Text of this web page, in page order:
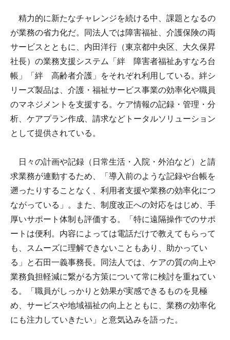
精力的に新たなチャレンジを続ける中、課題となるの
が業務の省力化だ。同法人では障害福祉、介護保険の両
サービスとともに、内田洋行（東京都中央区、大久保昇
社長）の業務支援システム「絆 障害者福祉あすなろ台
帳」「絆 高齢者介護」をそれぞれ利用している。絆シ
リーズ製品は、介護・福祉サービス事業の効率化や職員
のマネジメントを支援する。ケア情報の記録・管理・分
析、ケアプラン作成、請求などトータルソリューション
として提供されている。
日々の計画や記録（日常生活・入院・外泊など）と請
求業務が連動するため、「導入前のような記録や台帳を
遡ったりすることなく、利用者支援や業務の効率化につ
ながっている」。また、制度改正への対応をはじめ、手
厚いサポート体制も評価する。「特に遠隔操作でのサポ
ートは便利。内容によっては電話だけで教えてもらって
も、スムーズに理解できないこともあり、助かってい
る」と石田一義事務長。同法人では、ケアの質の向上や
業務負担軽減に繋がる方策について常に検討を重ねてい
る。「職員がしっかりと効果が実感できるものを見極
め、サービスや地域福祉の向上とともに、業務の効率化
にも注力していきたい」と意気込みを語った。